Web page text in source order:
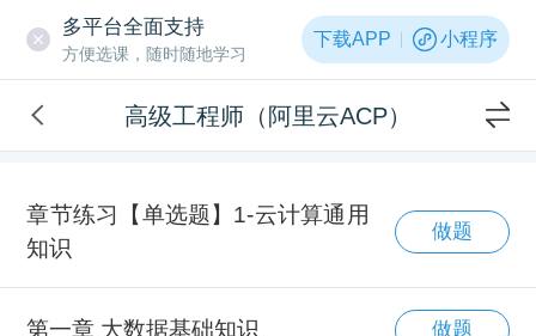
多平台全面支持
方便选课，随时随地学习
下载APP 小程序
高级工程师（阿里云ACP）
章节练习【单选题】1-云计算通用
知识
做题
第一章 大数据基础知识 做题